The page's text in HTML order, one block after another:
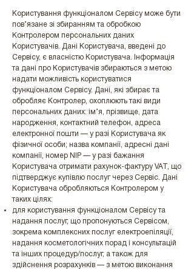
Користування функціоналом Сервісу може бути
пов’язане зі збиранням та обробкою
Контролером персональних даних
Користувачів. Дані Користувача, введені до
Сервісу, є власністю Користувача. Інформація
та дані про Користувачів збираються з метою
надати можливість користуватися
функціоналом Сервісу. Дані, які збирає та
обробляє Контролер, охоплюють такі види
персональних даних: ім’я, прізвище, дата
народження, контактний телефон, адреса
електронної пошти — у разі Користувача як
фізичної особи; назва компанії, адресні дані
компанії, номер NIP — у разі бажання
Користувача отримати рахунок-фактуру VAT, що
підтверджує купівлю послуг через Сервіс. Дані
Користувача обробляються Контролером у
таких цілях:
для користування функціоналом Сервісу та
надання послуг, що пропонуються Сервісом,
зокрема комплексних послуг електроепіляції,
надання косметологічних порад і консультацій
та інших процедур/послуг, а також для
здійснення розрахунків — з метою виконання